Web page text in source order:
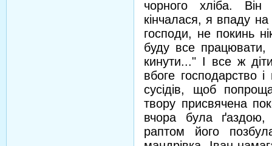
чорного хліба.
кінчалася, я впаду
господи, не покинь
буду все працювати,
кинути..." І все ж
вбоге господарство
сусідів, щоб
твору присвячена
вчора була
раптом його